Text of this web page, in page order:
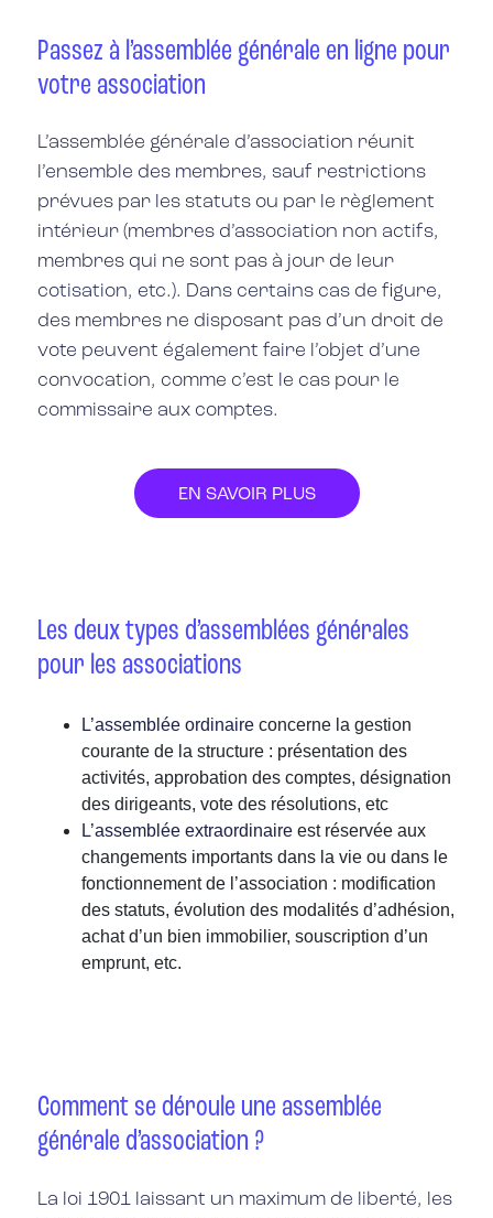
Passez à l’assemblée générale en ligne pour
votre association
L’assemblée générale d’association réunit
l’ensemble des membres, sauf restrictions
prévues par les statuts ou par le règlement
intérieur (membres d’association non actifs,
membres qui ne sont pas à jour de leur
cotisation, etc.). Dans certains cas de figure,
des membres ne disposant pas d’un droit de
vote peuvent également faire l’objet d’une
convocation, comme c’est le cas pour le
commissaire aux comptes.
EN SAVOIR PLUS
Les deux types d’assemblées générales
pour les associations
L’assemblée ordinaireconcerne la gestion
courante de la structure : présentation des
activités, approbation des comptes, désignation
des dirigeants, vote des résolutions, etc
L’assemblée extraordinaireest réservée aux
changements importants dans la vie ou dans le
fonctionnement de l’association : modification
des statuts, évolution des modalités d’adhésion,
achat d’un bien immobilier, souscription d’un
emprunt, etc.
Comment se déroule une assemblée
générale d’association ?
La loi 1901 laissant un maximum de liberté, les